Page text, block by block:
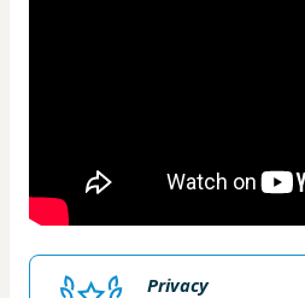
Privacy